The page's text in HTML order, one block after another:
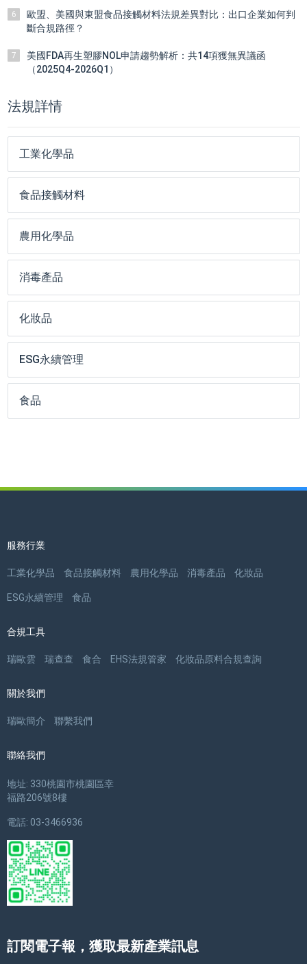
6
歐盟、美國與東盟食品接觸材料法規差異對比：出口企業如何判
斷合規路徑？
7
美國FDA再生塑膠NOL申請趨勢解析：共14項獲無異議函
（2025Q4-2026Q1）
法規詳情
工業化學品
食品接觸材料
農用化學品
消毒產品
化妝品
ESG永續管理
食品
服務行業
工業化學品 食品接觸材料 農用化學品 消毒產品 化妝品
ESG永續管理 食品
合規工具
瑞歐雲 瑞查查 食合 EHS法規管家 化妝品原料合規查詢
關於我們
瑞歐簡介 聯繫我們
聯絡我們
地址: 330桃園市桃園區幸
福路206號8樓
電話: 03-3466936
訂閱電子報，獲取最新產業訊息